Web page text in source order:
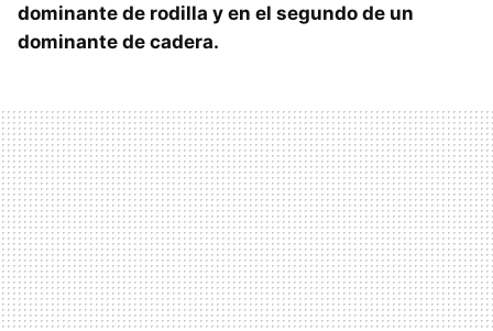
dominante de rodilla y en el segundo de un
dominante de cadera.